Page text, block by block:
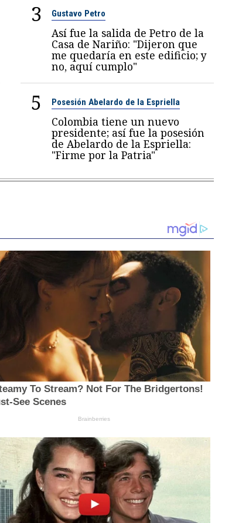
3 Gustavo Petro
Así fue la salida de Petro de la
Casa de Nariño: "Dijeron que
me quedaría en este edificio; y
no, aquí cumplo"
5 Posesión Abelardo de la Espriella
Colombia tiene un nuevo
presidente; así fue la posesión
de Abelardo de la Espriella:
"Firme por la Patria"